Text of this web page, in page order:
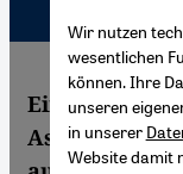
Eine der
Assads ist
Wir nutzen
wesentlichen
können. Ihre
unseren
in unserer
Website damit